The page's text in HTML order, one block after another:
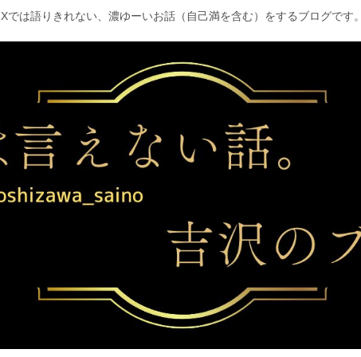
Xでは語りきれない、濃ゆーいお話（自己満を含む）をするブログです